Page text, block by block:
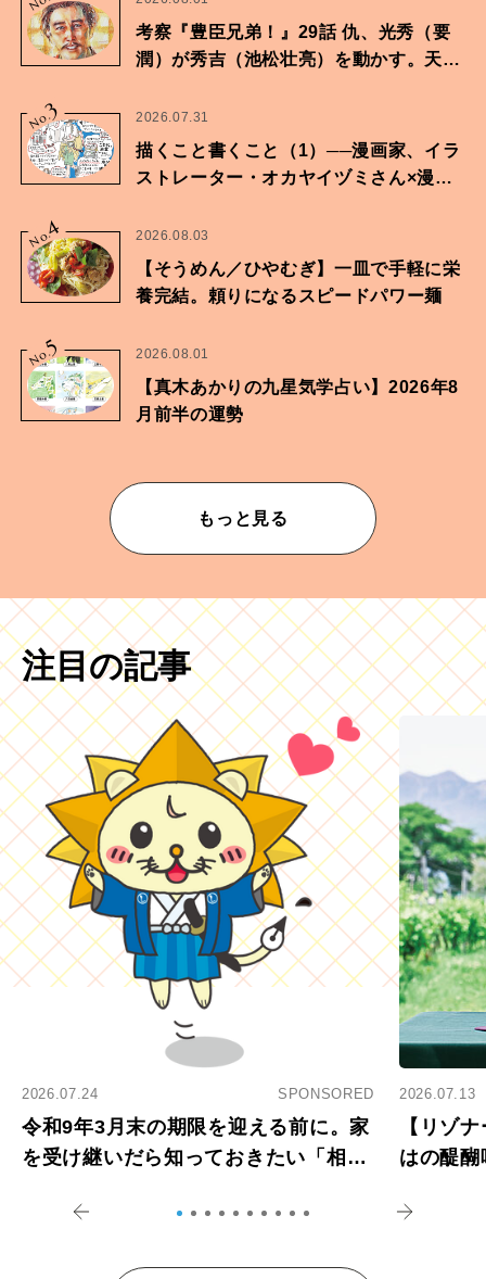
考察『豊臣兄弟！』29話 仇、光秀（要
潤）が秀吉（池松壮亮）を動かす。天下
No.
3 2026.07.31
描くこと書くこと（1）──漫画家、イラ
ストレーター・オカヤイヅミさん×漫画
No.
4 2026.08.03
【そうめん／ひやむぎ】一皿で手軽に栄
養完結。頼りになるスピードパワー麺
No.
5 2026.08.01
【真木あかりの九星気学占い】2026年8
月前半の運勢
もっと見る
注目の記事
2026.07.24 SPONSORED
令和9年3月末の期限を迎える前に。家
を受け継いだら知っておきたい「相続
2026.07.13
【リゾ
はの醍